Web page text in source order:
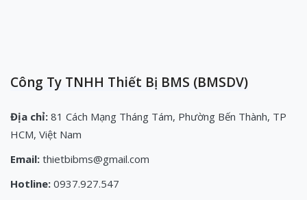
Công Ty TNHH Thiết Bị BMS (BMSDV)
Địa chỉ: 81 Cách Mạng Tháng Tám, Phường Bến Thành, TP
HCM, Việt Nam
Email: thietbibms@gmail.com
Hotline: 0937.927.547